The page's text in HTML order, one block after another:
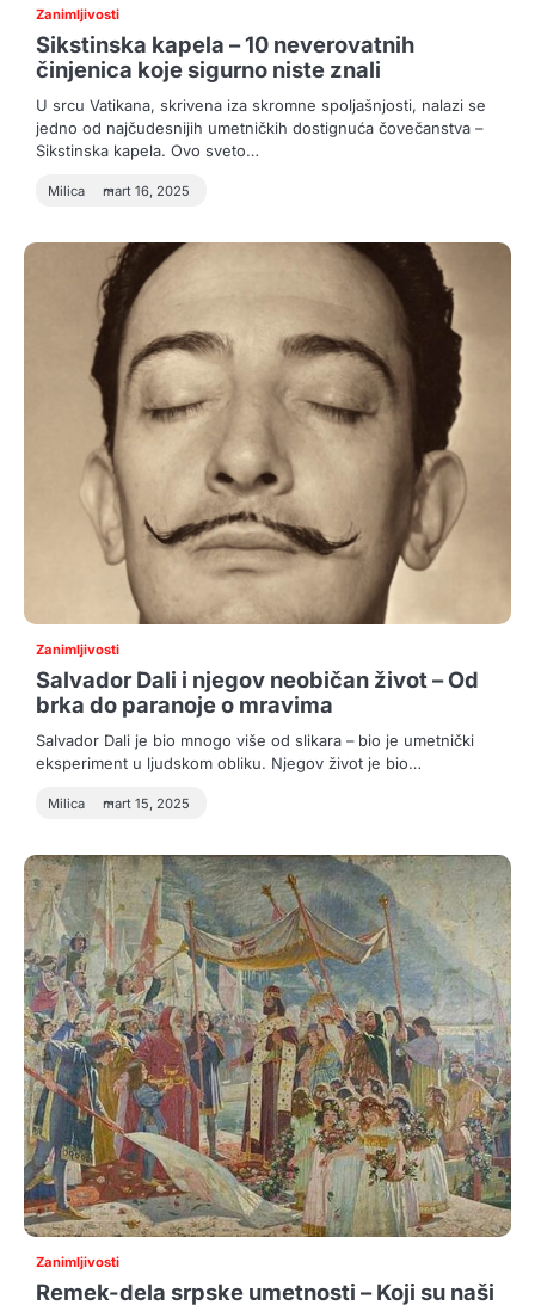
Zanimljivosti
Sikstinska kapela – 10 neverovatnih
činjenica koje sigurno niste znali
U srcu Vatikana, skrivena iza skromne spoljašnjosti, nalazi se
jedno od najčudesnijih umetničkih dostignuća čovečanstva –
Sikstinska kapela. Ovo sveto…
Milica mart 16, 2025
Zanimljivosti
Salvador Dali i njegov neobičan život – Od
brka do paranoje o mravima
Salvador Dali je bio mnogo više od slikara – bio je umetnički
eksperiment u ljudskom obliku. Njegov život je bio…
Milica mart 15, 2025
Zanimljivosti
Remek-dela srpske umetnosti – Koji su naši